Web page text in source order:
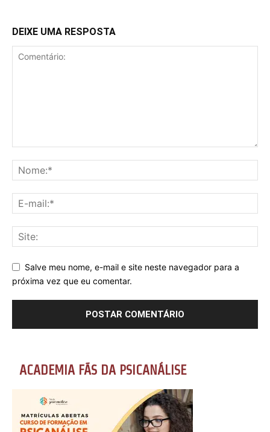
DEIXE UMA RESPOSTA
Salve meu nome, e-mail e site neste navegador para a
próxima vez que eu comentar.
ACADEMIA FÃS DA PSICANÁLISE